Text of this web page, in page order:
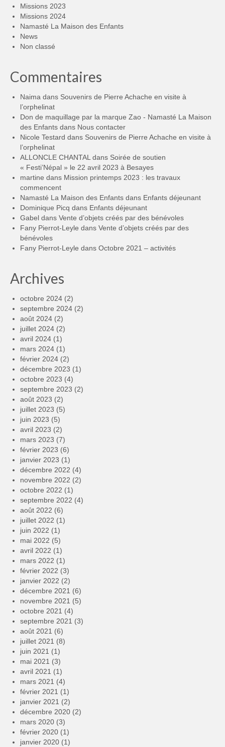
Missions 2023
Missions 2024
Namasté La Maison des Enfants
News
Non classé
Commentaires
Naima dans Souvenirs de Pierre Achache en visite à
l’orphelinat
Don de maquillage par la marque Zao - Namasté La Maison
des Enfants dans Nous contacter
Nicole Testard dans Souvenirs de Pierre Achache en visite à
l’orphelinat
ALLONCLE CHANTAL dans Soirée de soutien
« Festi’Népal » le 22 avril 2023 à Besayes
martine dans Mission printemps 2023 : les travaux
commencent
Namasté La Maison des Enfants dans Enfants déjeunant
Dominique Picq dans Enfants déjeunant
Gabel dans Vente d’objets créés par des bénévoles
Fany Pierrot-Leyle dans Vente d’objets créés par des
bénévoles
Fany Pierrot-Leyle dans Octobre 2021 – activités
Archives
octobre 2024 (2)
septembre 2024 (2)
août 2024 (2)
juillet 2024 (2)
avril 2024 (1)
mars 2024 (1)
février 2024 (2)
décembre 2023 (1)
octobre 2023 (4)
septembre 2023 (2)
août 2023 (2)
juillet 2023 (5)
juin 2023 (5)
avril 2023 (2)
mars 2023 (7)
février 2023 (6)
janvier 2023 (1)
décembre 2022 (4)
novembre 2022 (2)
octobre 2022 (1)
septembre 2022 (4)
août 2022 (6)
juillet 2022 (1)
juin 2022 (1)
mai 2022 (5)
avril 2022 (1)
mars 2022 (1)
février 2022 (3)
janvier 2022 (2)
décembre 2021 (6)
novembre 2021 (5)
octobre 2021 (4)
septembre 2021 (3)
août 2021 (6)
juillet 2021 (8)
juin 2021 (1)
mai 2021 (3)
avril 2021 (1)
mars 2021 (4)
février 2021 (1)
janvier 2021 (2)
décembre 2020 (2)
mars 2020 (3)
février 2020 (1)
janvier 2020 (1)